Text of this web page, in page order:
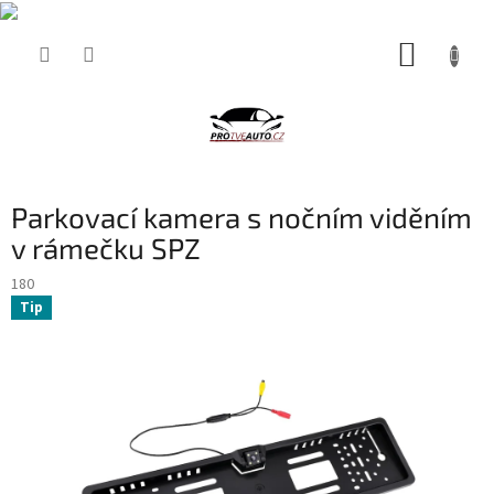
Parkovací kamera s nočním viděním
v rámečku SPZ
180
Tip